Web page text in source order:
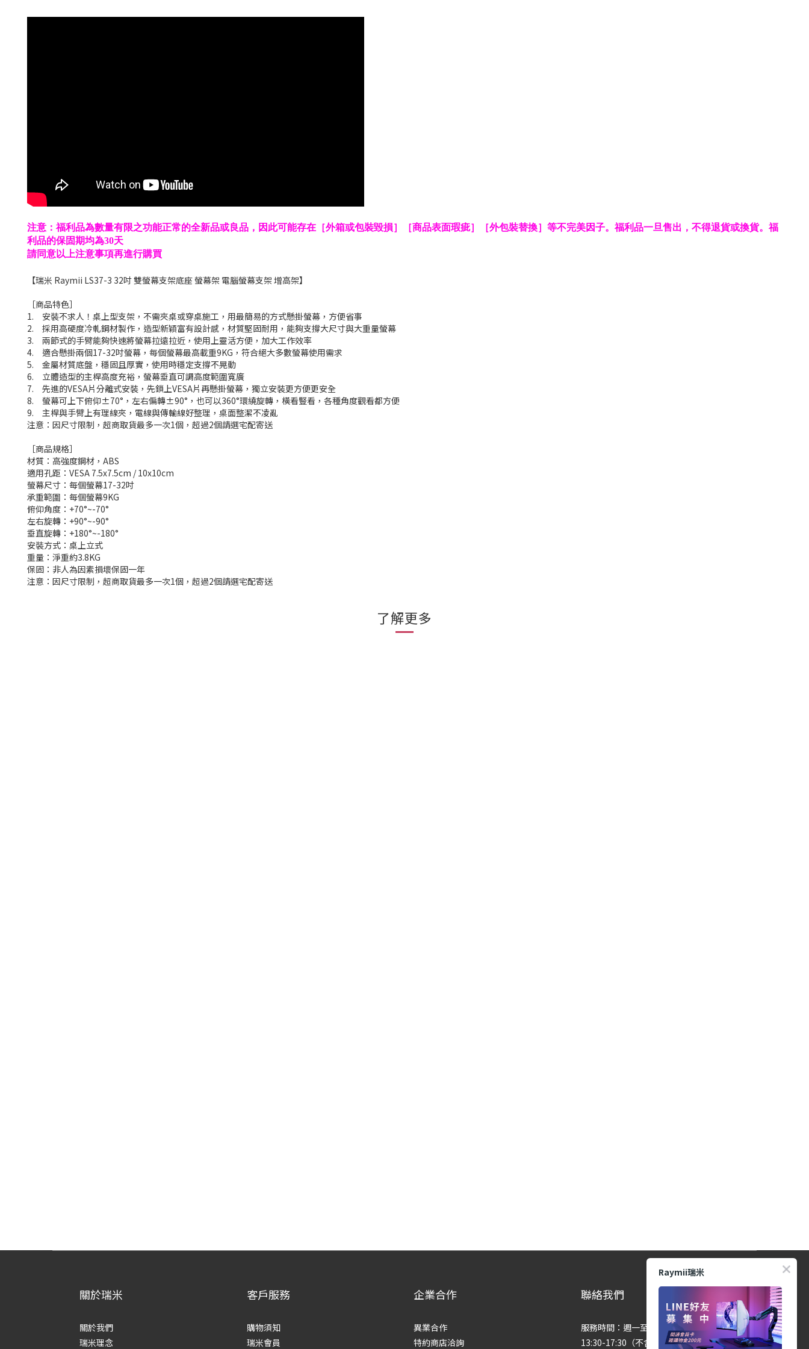
注意：福利品為數量有限之功能正常的全新品或良品，因此可能存在［外箱或包裝毀損］［商品表面瑕疵］［外包裝替換］等不完美因子。福利品一旦售出，不得退貨或換貨。福
利品的保固期均為30天
請同意以上注意事項再進行購買
【瑞米 Raymii LS37-3 32吋 雙螢幕支架底座 螢幕架 電腦螢幕支架 增高架】
［商品特色］
1. 安裝不求人！桌上型支架，不需夾桌或穿桌施工，用最簡易的方式懸掛螢幕，方便省事
2. 採用高硬度冷軋鋼材製作，造型新穎富有設計感，材質堅固耐用，能夠支撐大尺寸與大重量螢幕
3. 兩節式的手臂能夠快速將螢幕拉遠拉近，使用上靈活方便，加大工作效率
4. 適合懸掛兩個17-32吋螢幕，每個螢幕最高載重9KG，符合絕大多數螢幕使用需求
5. 金屬材質底盤，穩固且厚實，使用時穩定支撐不晃動
6. 立體造型的主桿高度充裕，螢幕垂直可調高度範圍寬廣
7. 先進的VESA片分離式安裝，先鎖上VESA片再懸掛螢幕，獨立安裝更方便更安全
8. 螢幕可上下俯仰±70°，左右偏轉±90°，也可以360°環繞旋轉，橫看豎看，各種角度觀看都方便
9. 主桿與手臂上有理線夾， 電線與傳輸線好整理，桌面整潔不凌亂
注意：因尺寸限制，超商取貨最多一次1個，超過2個請選宅配寄送
［商品規格］
材質：高強度鋼材，ABS
適用孔距：VESA 7.5x7.5cm / 10x10cm
螢幕尺寸：每個螢幕17-32吋
承重範圍：每個螢幕9KG
俯仰角度：+70°~-70°
左右旋轉：+90°~-90°
垂直旋轉：+180°~-180°
安裝方式：桌上立式
重量：淨重約3.8KG
保固：非人為因素損壞保固一年
注意：因尺寸限制，超商取貨最多一次1個，超過2個請選宅配寄送
了解更多
關於瑞米
關於我們
瑞米理念
客戶服務
購物須知
瑞米會員
企業合作
異業合作
特約商店洽詢
聯絡我們
服務時間：週一至週五 9:00-12:00、
13:30-17:30（不含國定假日）
Raymii瑞米